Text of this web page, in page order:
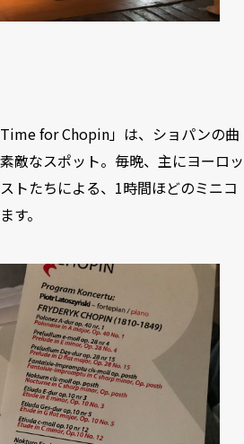
for Chopin」は、ショパンの曲
敵なスポット。毎晩、主にヨーロッ
トたちによる、1時間ほどのミニコ
す。